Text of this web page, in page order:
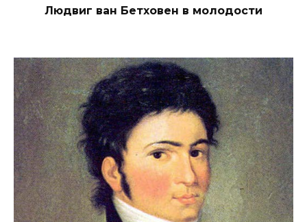
Людвиг ван Бетховен в молодости